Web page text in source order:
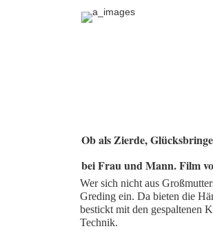
Ob als Zierde,
bei Frau und Mann. Film
Wer sich nicht aus
Greding ein. Da bieten die
bestickt mit den gespaltenen
Technik.